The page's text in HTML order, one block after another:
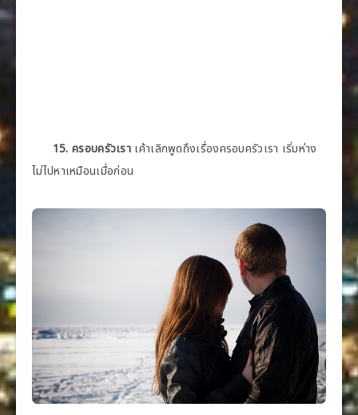
15. ครอบครัวเรา เค้าเลิกพูดถึงเรื่องครอบครัวเรา เริ่มห่าง
ไม่ไปหาเหมือนเมื่อก่อน